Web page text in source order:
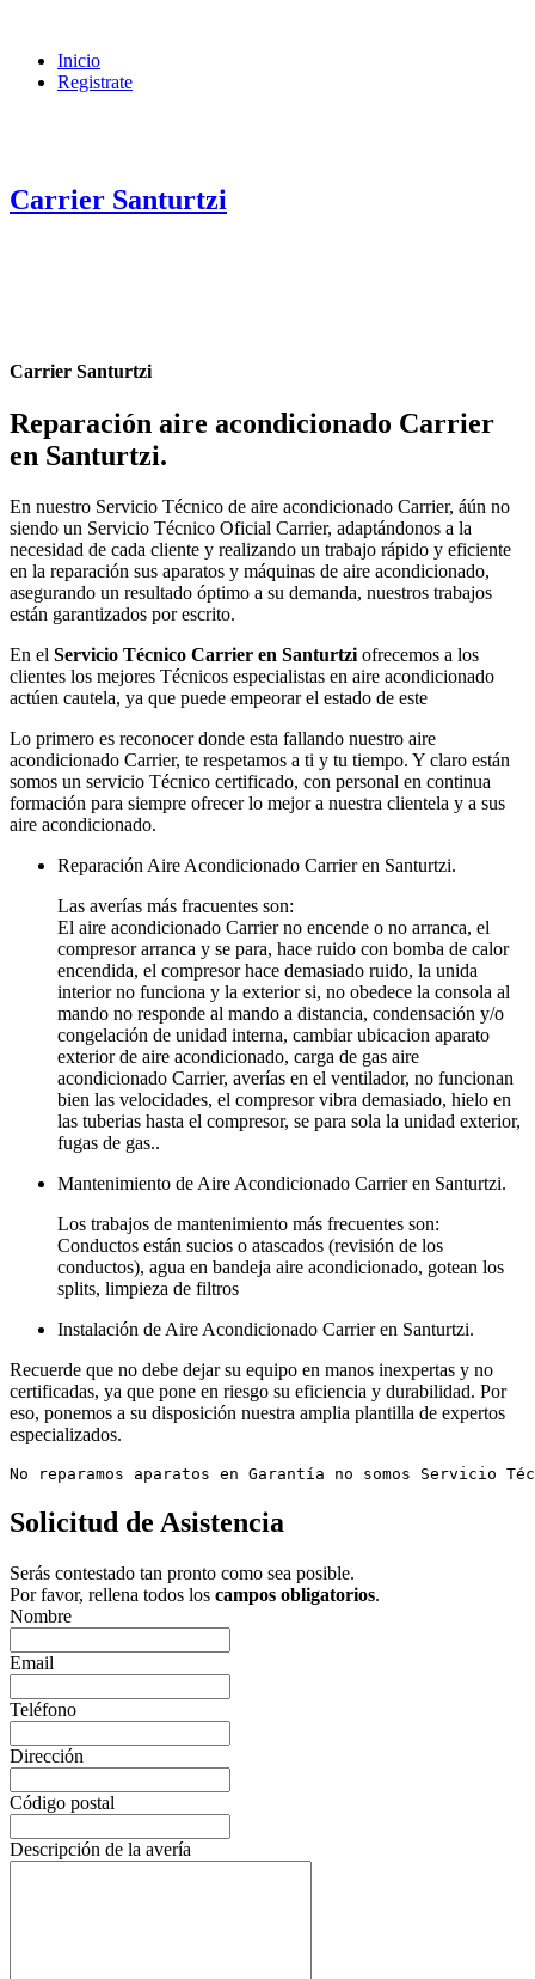
Inicio
Registrate
Carrier Santurtzi
Carrier Santurtzi
Reparación aire acondicionado Carrier
en Santurtzi.
En nuestro Servicio Técnico de aire acondicionado Carrier, áún no
siendo un Servicio Técnico Oficial Carrier, adaptándonos a la
necesidad de cada cliente y realizando un trabajo rápido y eficiente
en la reparación sus aparatos y máquinas de aire acondicionado,
asegurando un resultado óptimo a su demanda, nuestros trabajos
están garantizados por escrito.
En el Servicio Técnico Carrier en Santurtzi ofrecemos a los
clientes los mejores Técnicos especialistas en aire acondicionado
actúen cautela, ya que puede empeorar el estado de este
Lo primero es reconocer donde esta fallando nuestro aire
acondicionado Carrier, te respetamos a ti y tu tiempo. Y claro están
somos un servicio Técnico certificado, con personal en continua
formación para siempre ofrecer lo mejor a nuestra clientela y a sus
aire acondicionado.
Reparación Aire Acondicionado Carrier en Santurtzi.
Las averías más fracuentes son:
El aire acondicionado Carrier no encende o no arranca, el
compresor arranca y se para, hace ruido con bomba de calor
encendida, el compresor hace demasiado ruido, la unida
interior no funciona y la exterior si, no obedece la consola al
mando no responde al mando a distancia, condensación y/o
congelación de unidad interna, cambiar ubicacion aparato
exterior de aire acondicionado, carga de gas aire
acondicionado Carrier, averías en el ventilador, no funcionan
bien las velocidades, el compresor vibra demasiado, hielo en
las tuberias hasta el compresor, se para sola la unidad exterior,
fugas de gas..
Mantenimiento de Aire Acondicionado Carrier en Santurtzi.
Los trabajos de mantenimiento más frecuentes son:
Conductos están sucios o atascados (revisión de los
conductos), agua en bandeja aire acondicionado, gotean los
splits, limpieza de filtros
Instalación de Aire Acondicionado Carrier en Santurtzi.
Recuerde que no debe dejar su equipo en manos inexpertas y no
certificadas, ya que pone en riesgo su eficiencia y durabilidad. Por
eso, ponemos a su disposición nuestra amplia plantilla de expertos
especializados.
No reparamos aparatos en Garantía no somos
Solicitud de Asistencia
Serás contestado tan pronto como sea posible.
Por favor, rellena todos los campos obligatorios.
Nombre
Email
Teléfono
Dirección
Código postal
Descripción de la avería